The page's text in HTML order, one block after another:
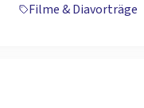
Filme & Diavorträge